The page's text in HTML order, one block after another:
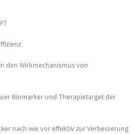
den Wirkmechanismus von
Biomarker und Therapietarget der
nach wie vor effektiv zur Verbesserung